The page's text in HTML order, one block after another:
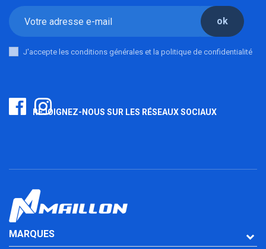
ok
J'accepte les conditions générales et la politique de confidentialité
REJOIGNEZ-NOUS SUR LES RÉSEAUX SOCIAUX
MARQUES